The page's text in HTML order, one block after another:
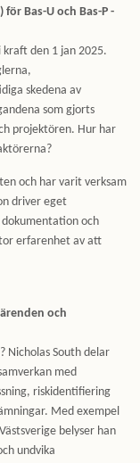
Bas-U och Bas-P -
den 1 jan 2025.
skedena av
som gjorts
projektören. Hur har
och har varit verksam
driver eget
och
erfarenhet av att
och
Nicholas South delar
med
riskidentifiering
Med exempel
belyser han
undvika